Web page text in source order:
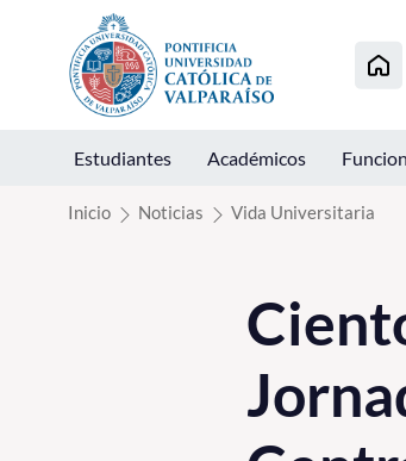
Click acá para ir directamente al contenido
Estudiantes Académicos
Inicio Noticias Vida Universitaria